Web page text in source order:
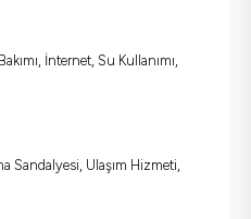
İnternet, Su Kullanımı,
Sandalyesi, Ulaşım Hizmeti,